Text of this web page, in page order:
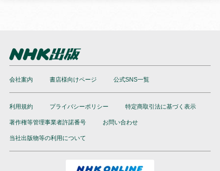
会社案内 書店様向けページ 公式SNS一覧
利用規約 プライバシーポリシー 特定商取引法に基づく表示
著作権等管理事業者許諾番号 お問い合わせ
当社出版物等の利用について